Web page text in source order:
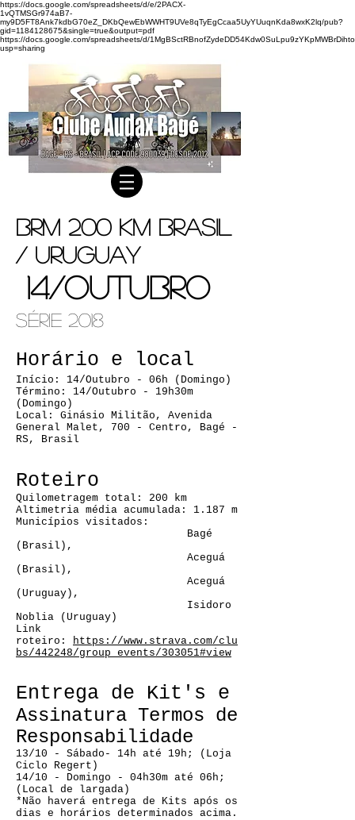
https://docs.google.com/spreadsheets/d/e/2PACX-
1vQTMSGr974aB7-
my9D5FT8Ank7kdbG70eZ_DKbQewEbWWHT9UVe8qTyEgCcaa5UyYUuqnKda8wxK2lq/pub?
gid=1184128675&single=true&output=pdf
https://docs.google.com/spreadsheets/d/
usp=sharing
BRM 200 km Brasil
/ Uruguay
14/Outubro
Série 2018
Horário e local
Início: 14/Outubro - 06h (Domingo)
Término: 14/Outubro - 19h30m
(Domingo)
Local: Ginásio Militão, Avenida
General Malet, 700 - Centro, Bagé -
RS, Brasil
Roteiro
Quilometragem total: 200 km
Altimetria média acumulada: 1.187 m
Municípios visitados:
Bagé
(Brasil),
Aceguá
(Brasil),
Aceguá
(Uruguay),
Isidoro
Noblia (Uruguay)
Link
roteiro: https://www.strava.com/clu
bs/442248/group_events/303051#view
Entrega de Kit's e
Assinatura Termos de
Responsabilidade
13/10 - Sábado- 14h até 19h; (Loja
Ciclo Regert)
14/10 - Domingo - 04h30m até 06h;
(Local de largada)
*Não haverá entrega de Kits após os
dias e horários determinados acima.